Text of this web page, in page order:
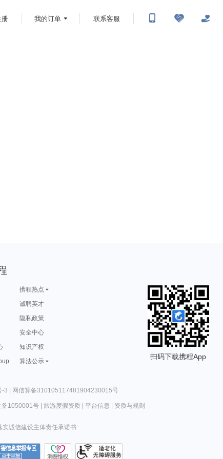
册 我的订单 联系客服
携程热点
诚聘英才
隐私政策
安全中心
知识产权
算法公示
扫码下载携程App
-3 | 网信算备310105117481904230015号
备1050001号| 旅游度假资质| 平台信息 资质与规则
实诚信建设主体责任承诺书